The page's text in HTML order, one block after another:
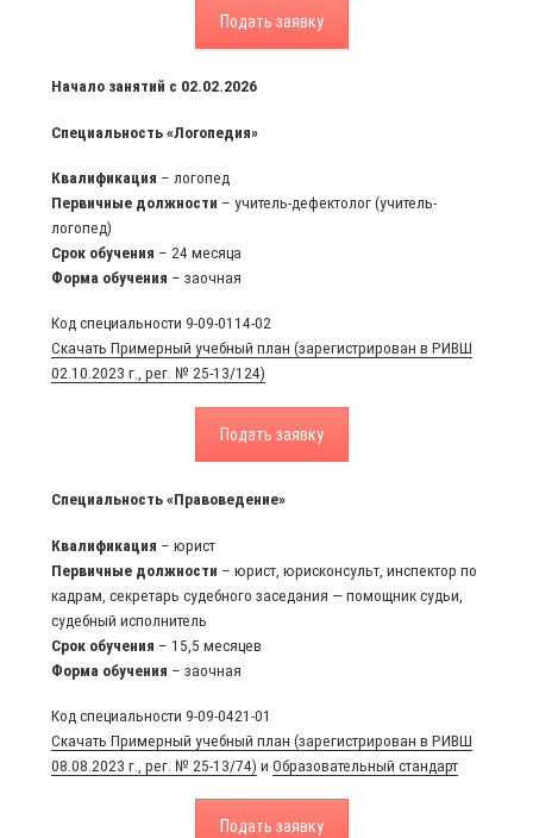
Подать заявку
Начало занятий с 02.02.2026
Специальность «Логопедия»
Квалификация – логопед
Первичные должности – учитель-дефектолог (учитель-
логопед)
Срок обучения – 24 месяца
Форма обучения – заочная
Код специальности 9-09-0114-02
Скачать Примерный учебный план (зарегистрирован в РИВШ
02.10.2023 г., рег. № 25-13/124)
Подать заявку
Специальность «Правоведение»
Квалификация – юрист
Первичные должности – юрист, юрисконсульт, инспектор по
кадрам, секретарь судебного заседания — помощник судьи,
судебный исполнитель
Срок обучения – 15,5 месяцев
Форма обучения – заочная
Код специальности 9-09-0421-01
Скачать Примерный учебный план (зарегистрирован в РИВШ
08.08.2023 г., рег. № 25-13/74) и Образовательный стандарт
Подать заявку